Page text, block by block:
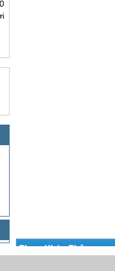
Tham Khảo Thêm